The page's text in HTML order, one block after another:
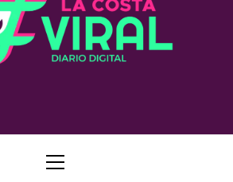
Viral
Menu